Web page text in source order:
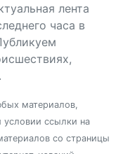
лента
часа в
материалов,
условии ссылки на
со страницы